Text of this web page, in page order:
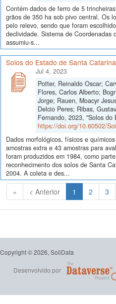
Contém dados de ferro de 5
grãos de 350 ha sob pivo central. Os
pelo relevo, sendo que foram
declividade. Sistema de Coordenadas
assumiu-s...
Solos do Estado de Santa Catarina
Jul 4, 2023
Potter, Reinaldo Oscar;
Flores, Carlos Alberto;
Jorge; Rauen, Moacyr
Delcio Peres; Ribas,
Fernando, 2023, "Solos do
https://doi.org/10.60502/
Dados morfológicos, físicos e
amostras extra e 43 amostras para
foram produzidos em 1984, como
reconhecimento dos solos de Santa
2004. A coleta e des...
« < Anterior 1 (Atual)
2 3
Copyright © 2026, SoilData
Desenvolvido por